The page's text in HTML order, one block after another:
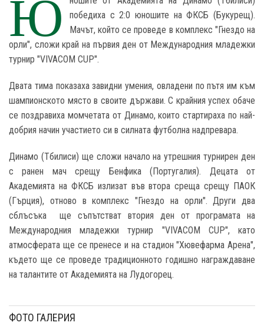
Ю
победиха с 2:0 юношите на ФКСБ (Букурещ).
Мачът, който се проведе в комплекс "Гнездо на
орли", сложи край на първия ден от Международния младежки
турнир "VIVACOM CUP".
Двата тима показаха завидни умения, овладени по пътя им към
шампионското място в своите държави. С крайния успех обаче
се поздравиха момчетата от Динамо, които стартираха по най-
добрия начин участието си в силната футболна надпревара.
Динамо (Тбилиси) ще сложи начало на утрешния турнирен ден
с ранен мач срещу Бенфика (Португалия). Децата от
Академията на ФКСБ излизат във втора среща срещу ПАОК
(Гърция), отново в комплекс "Гнездо на орли". Други два
сблъсъка ще съпътстват втория ден от програмата на
Международния младежки турнир "VIVACOM CUP", като
атмосферата ще се пренесе и на стадион "Хювефарма Арена",
където ще се проведе традиционното годишно награждаване
на талантите от Академията на Лудогорец.
ФОТО ГАЛЕРИЯ